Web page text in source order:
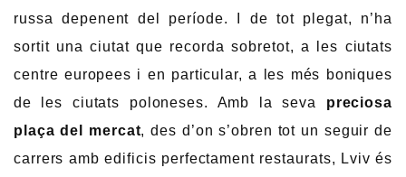
russa depenent del període. I de tot plegat, n’ha
sortit una ciutat que recorda sobretot, a les ciutats
centre europees i en particular, a les més boniques
de les ciutats poloneses. Amb la seva preciosa
plaça del mercat, des d’on s’obren tot un seguir de
carrers amb edificis perfectament restaurats, Lviv és